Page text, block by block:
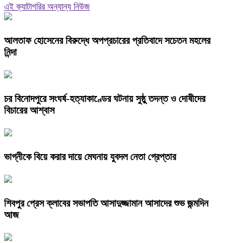
এই ক্যাটাগরির অন্যান্য নিউজ
আলতাফ হোসেনের বিরুদ্ধে অপপ্রচারের প্রতিবাদে সচেতন মহলের
নিন্দা
চর বিনোদপুরে সংঘর্ষ-হত্যাকাণ্ডের ঘটনায় সুষ্ঠু তদন্ত ও দোষীদের
বিচারের আশ্বাস
ভাগ্নীকে বিয়ে করার দায়ে মেঘনায় যুবদল নেতা গ্রেপ্তার
শিবপুর প্রেস ক্লাবের সভাপতি আসাদুজ্জামান আসাদের শুভ জন্মদিন
আজ